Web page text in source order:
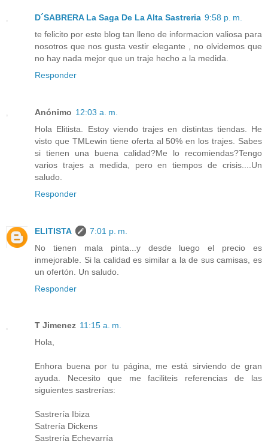
D´SABRERA La Saga De La Alta Sastreria 9:58 p. m.
te felicito por este blog tan lleno de informacion valiosa para
nosotros que nos gusta vestir elegante , no olvidemos que
no hay nada mejor que un traje hecho a la medida.
Responder
Anónimo 12:03 a. m.
Hola Elitista. Estoy viendo trajes en distintas tiendas. He
visto que TMLewin tiene oferta al 50% en los trajes. Sabes
si tienen una buena calidad?Me lo recomiendas?Tengo
varios trajes a medida, pero en tiempos de crisis....Un
saludo.
Responder
ELITISTA
7:01 p. m.
No tienen mala pinta...y desde luego el precio es
inmejorable. Si la calidad es similar a la de sus camisas, es
un ofertón. Un saludo.
Responder
T Jimenez 11:15 a. m.
Hola,
Enhora buena por tu página, me está sirviendo de gran
ayuda. Necesito que me faciliteis referencias de las
siguientes sastrerías:
Sastrería Ibiza
Satrería Dickens
Sastrería Echevarría